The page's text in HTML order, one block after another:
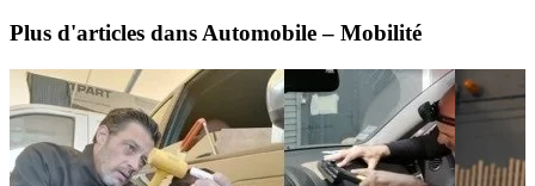
Plus d'articles dans Automobile – Mobilité